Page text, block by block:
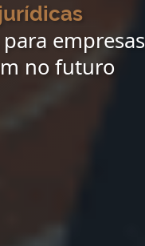
empresas
no futuro